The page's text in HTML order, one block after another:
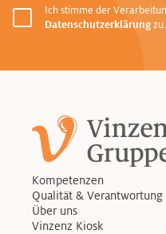
Ich stimme der
Datenschutzerklärung zu.
Kompetenzen
Qualität & Verantwortung
Über uns
Vinzenz Kiosk